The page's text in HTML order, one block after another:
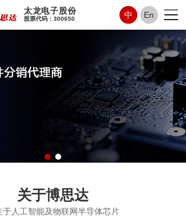
太龙电子股份
股票代码：300650 En
中
关于博思达
于人工智能及物联网半导体芯片